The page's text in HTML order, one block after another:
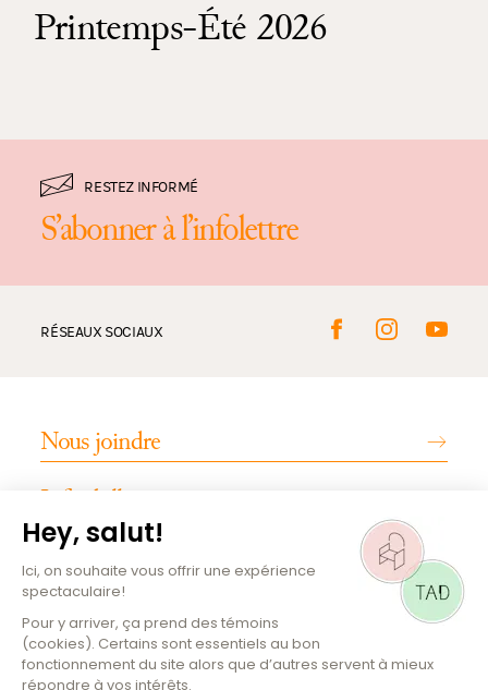
Printemps-Été 2026
RESTEZ INFORMÉ
S’abonner à l’infolettre
RÉSEAUX SOCIAUX
Nous joindre
Infos billetterie
INFOS PRATIQUES
Emplois